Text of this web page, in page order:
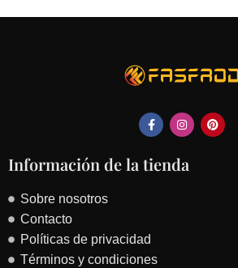
Información de la tienda
Sobre nosotros
Contacto
Políticas de privacidad
Términos y condiciones